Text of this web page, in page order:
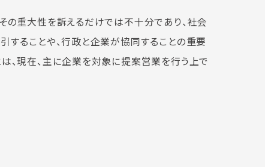
の重大性を訴えるだけでは不十分であり、社会
することや、行政と企業が協同することの重要
、現在、主に企業を対象に提案営業を行う上で